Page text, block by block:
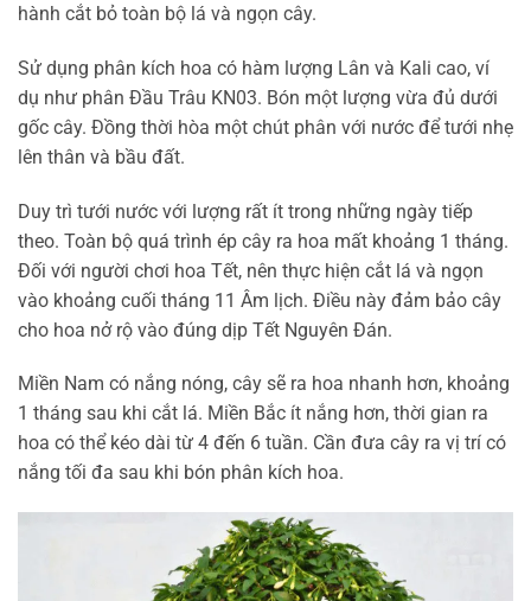
hành cắt bỏ toàn bộ lá và ngọn cây.
Sử dụng phân kích hoa có hàm lượng Lân và Kali cao, ví
dụ như phân Đầu Trâu KN03. Bón một lượng vừa đủ dưới
gốc cây. Đồng thời hòa một chút phân với nước để tưới nhẹ
lên thân và bầu đất.
Duy trì tưới nước với lượng rất ít trong những ngày tiếp
theo. Toàn bộ quá trình ép cây ra hoa mất khoảng 1 tháng.
Đối với người chơi hoa Tết, nên thực hiện cắt lá và ngọn
vào khoảng cuối tháng 11 Âm lịch. Điều này đảm bảo cây
cho hoa nở rộ vào đúng dịp Tết Nguyên Đán.
Miền Nam có nắng nóng, cây sẽ ra hoa nhanh hơn, khoảng
1 tháng sau khi cắt lá. Miền Bắc ít nắng hơn, thời gian ra
hoa có thể kéo dài từ 4 đến 6 tuần. Cần đưa cây ra vị trí có
nắng tối đa sau khi bón phân kích hoa.